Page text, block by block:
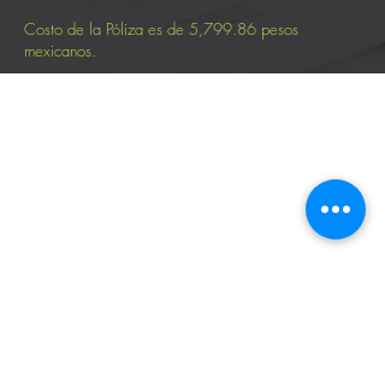
Costo de la Póliza es de 5,799.86 pesos
mexicanos.